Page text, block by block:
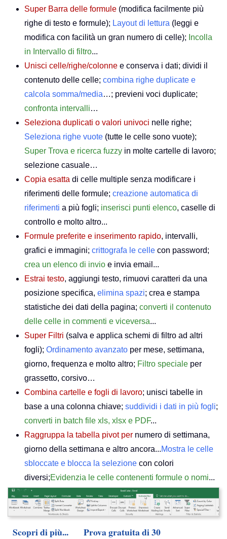
Super Barra delle formule (modifica facilmente più
righe di testo e formule); Layout di lettura (leggi e
modifica con facilità un gran numero di celle); Incolla
in Intervallo di filtro...
Unisci celle/righe/colonne e conserva i dati; dividi il
contenuto delle celle; combina righe duplicate e
calcola somma/media…; previeni voci duplicate;
confronta intervalli…
Seleziona duplicati o valori univoci nelle righe;
Seleziona righe vuote (tutte le celle sono vuote);
Super Trova e ricerca fuzzy in molte cartelle di lavoro;
selezione casuale…
Copia esatta di celle multiple senza modificare i
riferimenti delle formule; creazione automatica di
riferimenti a più fogli; inserisci punti elenco, caselle di
controllo e molto altro...
Formule preferite e inserimento rapido, intervalli,
grafici e immagini; crittografa le celle con password;
crea un elenco di invio e invia email...
Estrai testo, aggiungi testo, rimuovi caratteri da una
posizione specifica, elimina spazi; crea e stampa
statistiche dei dati della pagina; converti il contenuto
delle celle in commenti e viceversa...
Super Filtri (salva e applica schemi di filtro ad altri
fogli); Ordinamento avanzato per mese, settimana,
giorno, frequenza e molto altro; Filtro speciale per
grassetto, corsivo…
Combina cartelle e fogli di lavoro; unisci tabelle in
base a una colonna chiave; suddividi i dati in più fogli;
converti in batch file xls, xlsx e PDF...
Raggruppa la tabella pivot per numero di settimana,
giorno della settimana e altro ancora...Mostra le celle
sbloccate e blocca la selezione con colori
diversi;Evidenzia le celle contenenti formule o nomi...
Scopri di più...
Prova gratuita di 30